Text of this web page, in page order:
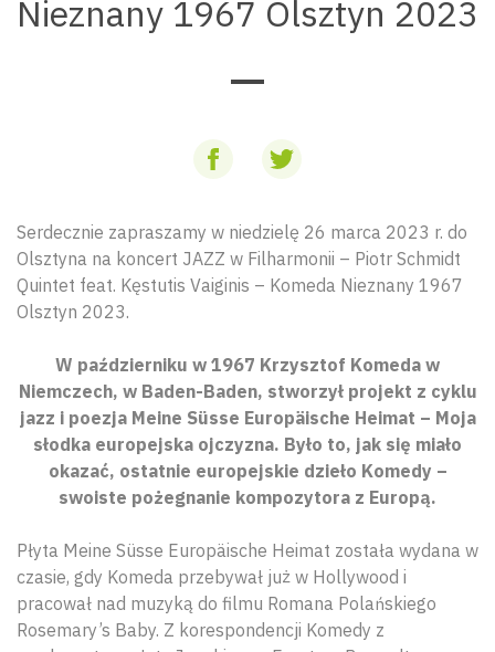
Nieznany 1967 Olsztyn 2023
Serdecznie zapraszamy w niedzielę 26 marca 2023 r. do
Olsztyna na koncert JAZZ w Filharmonii – Piotr Schmidt
Quintet feat. Kęstutis Vaiginis – Komeda Nieznany 1967
Olsztyn 2023.
W październiku w 1967 Krzysztof Komeda w
Niemczech, w Baden-Baden, stworzył projekt z cyklu
jazz i poezja Meine Süsse Europäische Heimat – Moja
słodka europejska ojczyzna. Było to, jak się miało
okazać, ostatnie europejskie dzieło Komedy –
swoiste pożegnanie kompozytora z Europą.
Płyta Meine Süsse Europäische Heimat została wydana w
czasie, gdy Komeda przebywał już w Hollywood i
pracował nad muzyką do filmu Romana Polańskiego
Rosemary’s Baby. Z korespondencji Komedy z